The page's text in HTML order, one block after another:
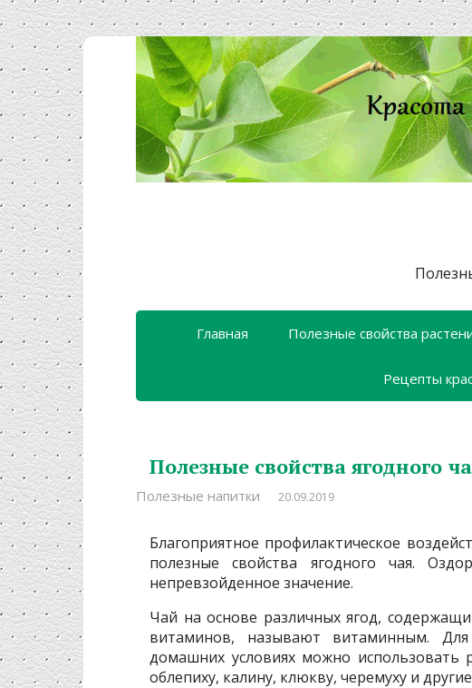
Главная Полезные свойства
Рецепты
Полезные свойства ягодного
Полезные напитки 20.09.2019
Благоприятное профилактическое
полезные свойства ягодного чая.
непревзойденное значение.
Чай на основе различных ягод,
витаминов, называют витаминным.
домашних условиях можно использовать
облепиху, калину, клюкву, черемуху и